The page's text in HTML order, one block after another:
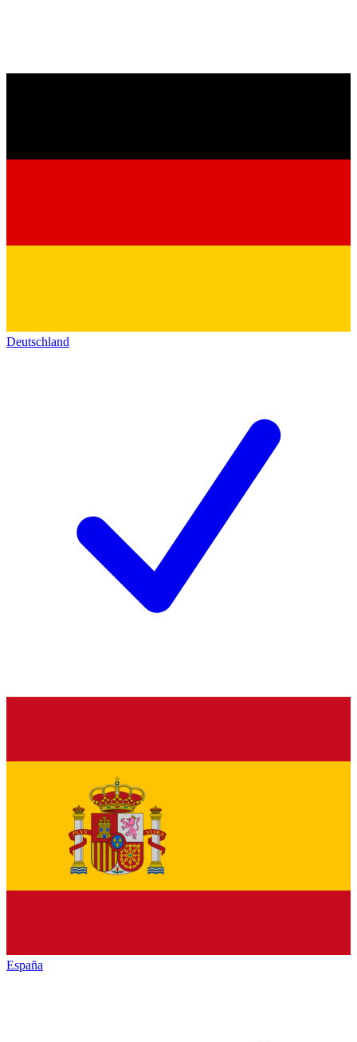
Deutschland
España